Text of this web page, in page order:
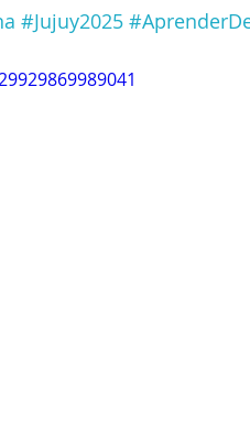
#Jujuy2025